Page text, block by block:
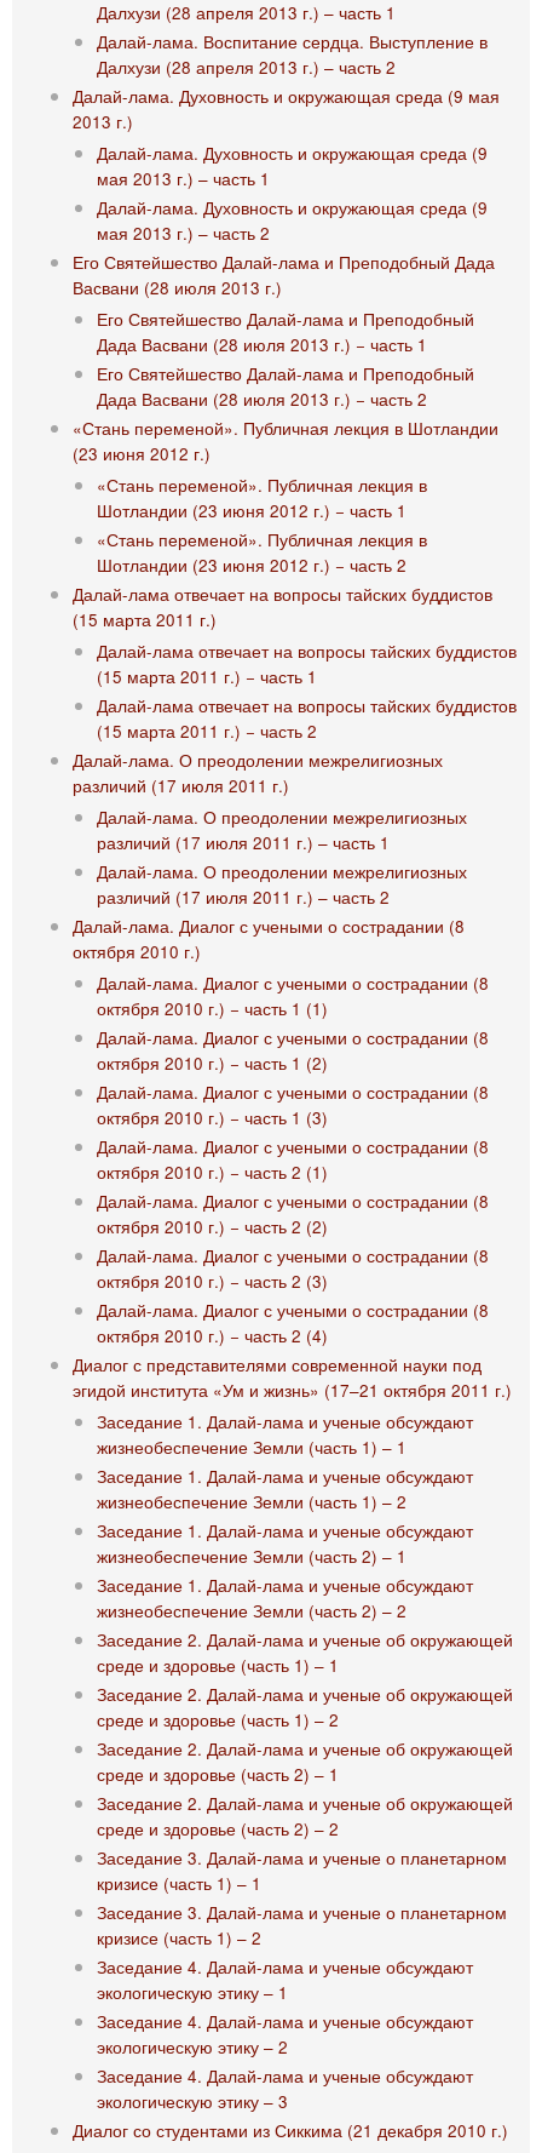
Далхузи (28 апреля 2013 г.) – часть 1
Далай-лама. Воспитание сердца. Выступление в
Далхузи (28 апреля 2013 г.) – часть 2
Далай-лама. Духовность и окружающая среда (9 мая
2013 г.)
Далай-лама. Духовность и окружающая среда (9
мая 2013 г.) – часть 1
Далай-лама. Духовность и окружающая среда (9
мая 2013 г.) – часть 2
Его Святейшество Далай-лама и Преподобный Дада
Васвани (28 июля 2013 г.)
Его Святейшество Далай-лама и Преподобный
Дада Васвани (28 июля 2013 г.) − часть 1
Его Святейшество Далай-лама и Преподобный
Дада Васвани (28 июля 2013 г.) − часть 2
«Стань переменой». Публичная лекция в Шотландии
(23 июня 2012 г.)
«Стань переменой». Публичная лекция в
Шотландии (23 июня 2012 г.) − часть 1
«Стань переменой». Публичная лекция в
Шотландии (23 июня 2012 г.) − часть 2
Далай-лама отвечает на вопросы тайских буддистов
(15 марта 2011 г.)
Далай-лама отвечает на вопросы тайских буддистов
(15 марта 2011 г.) − часть 1
Далай-лама отвечает на вопросы тайских буддистов
(15 марта 2011 г.) − часть 2
Далай-лама. О преодолении межрелигиозных
различий (17 июля 2011 г.)
Далай-лама. О преодолении межрелигиозных
различий (17 июля 2011 г.) – часть 1
Далай-лама. О преодолении межрелигиозных
различий (17 июля 2011 г.) – часть 2
Далай-лама. Диалог с учеными о сострадании (8
октября 2010 г.)
Далай-лама. Диалог с учеными о сострадании (8
октября 2010 г.) − часть 1 (1)
Далай-лама. Диалог с учеными о сострадании (8
октября 2010 г.) − часть 1 (2)
Далай-лама. Диалог с учеными о сострадании (8
октября 2010 г.) − часть 1 (3)
Далай-лама. Диалог с учеными о сострадании (8
октября 2010 г.) − часть 2 (1)
Далай-лама. Диалог с учеными о сострадании (8
октября 2010 г.) − часть 2 (2)
Далай-лама. Диалог с учеными о сострадании (8
октября 2010 г.) − часть 2 (3)
Далай-лама. Диалог с учеными о сострадании (8
октября 2010 г.) − часть 2 (4)
Диалог с представителями современной науки под
эгидой института «Ум и жизнь» (17–21 октября 2011 г.)
Заседание 1. Далай-лама и ученые обсуждают
жизнеобеспечение Земли (часть 1) – 1
Заседание 1. Далай-лама и ученые обсуждают
жизнеобеспечение Земли (часть 1) – 2
Заседание 1. Далай-лама и ученые обсуждают
жизнеобеспечение Земли (часть 2) – 1
Заседание 1. Далай-лама и ученые обсуждают
жизнеобеспечение Земли (часть 2) – 2
Заседание 2. Далай-лама и ученые об окружающей
среде и здоровье (часть 1) – 1
Заседание 2. Далай-лама и ученые об окружающей
среде и здоровье (часть 1) – 2
Заседание 2. Далай-лама и ученые об окружающей
среде и здоровье (часть 2) – 1
Заседание 2. Далай-лама и ученые об окружающей
среде и здоровье (часть 2) – 2
Заседание 3. Далай-лама и ученые о планетарном
кризисе (часть 1) – 1
Заседание 3. Далай-лама и ученые о планетарном
кризисе (часть 1) – 2
Заседание 4. Далай-лама и ученые обсуждают
экологическую этику – 1
Заседание 4. Далай-лама и ученые обсуждают
экологическую этику – 2
Заседание 4. Далай-лама и ученые обсуждают
экологическую этику – 3
Диалог со студентами из Сиккима (21 декабря 2010 г.)